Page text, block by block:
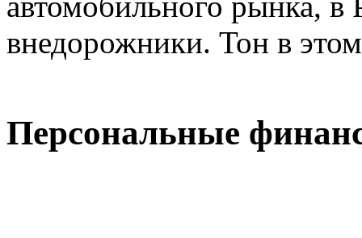
внедорожники. Тон в этом
Персональные